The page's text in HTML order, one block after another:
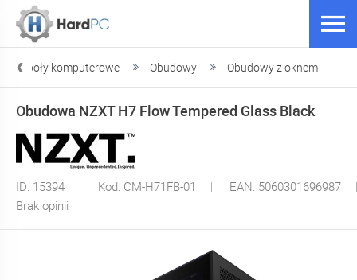
komputerowe Obudowy Obudowy z oknem
Obudowa NZXT H7 Flow Tempered Glass Black
ID: 15394 Kod: CM-H71FB-01
EAN: 5060301696987
Brak opinii